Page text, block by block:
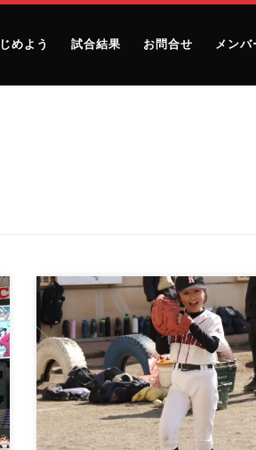
めよう 試合結果 お問合せ メンバ
3月の体験会のお知らせです。 事前の
です。 興味のある方は、直接お […]